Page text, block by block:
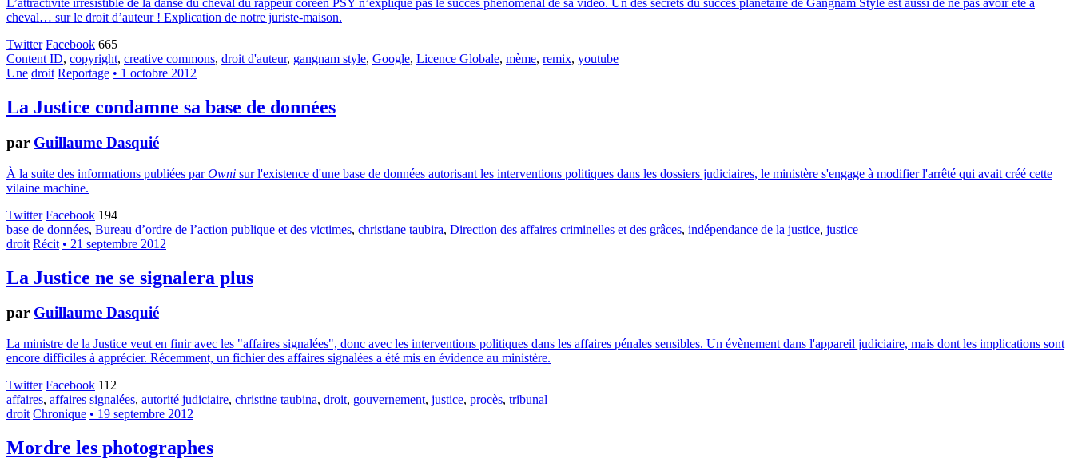
L’attractivité irrésistible de la danse du cheval du rappeur coréen PSY n’explique pas le succès phénoménal de sa vidéo. Un des secrets du succès planétaire de Gangnam Style est aussi de ne pas avoir été à
cheval… sur le droit d’auteur ! Explication de notre juriste-maison.
Twitter Facebook 665
Content ID, copyright, creative commons, droit d'auteur, gangnam style, Google, Licence Globale, mème, remix, youtube
Une droit Reportage • 1 octobre 2012
La Justice condamne sa base de données
par Guillaume Dasquié
À la suite des informations publiées parOwni sur l'existence d'une base de données autorisant les interventions politiques dans les dossiers judiciaires, le ministère s'engage à modifier l'arrêté qui avait créé cette
vilaine machine.
Twitter Facebook 194
base de données, Bureau d’ordre de l’action publique et des victimes, christiane taubira, Direction des affaires criminelles et des grâces, indépendance de la justice, justice
droit Récit • 21 septembre 2012
La Justice ne se signalera plus
par Guillaume Dasquié
La ministre de la Justice veut en finir avec les "affaires signalées", donc avec les interventions politiques dans les affaires pénales sensibles. Un évènement dans l'appareil judiciaire, mais dont les implications sont
encore difficiles à apprécier. Récemment, un fichier des affaires signalées a été mis en évidence au ministère.
Twitter Facebook 112
affaires, affaires signalées, autorité judiciaire, christine taubina, droit, gouvernement, justice, procès, tribunal
droit Chronique • 19 septembre 2012
Mordre les photographes